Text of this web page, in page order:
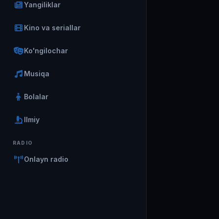
Yangiliklar
Kino va seriallar
Ko'ngilochar
Musiqa
Bolalar
Ilmiy
RADIO
Onlayn radio